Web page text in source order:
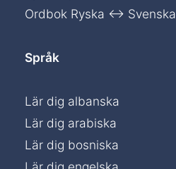
Ordbok Ryska ↔ Svenska
Språk
Lär dig albanska
Lär dig arabiska
Lär dig bosniska